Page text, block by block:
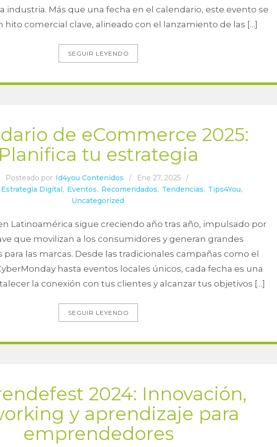
industria. Más que una fecha en el calendario, este evento se
hito comercial clave, alineado con el lanzamiento de las […]
SEGUIR LEYENDO
de eCommerce 2025:
Planifica tu estrategia
Posteado por Id4you Contenidos / Ene 27, 2025
/
Estrategia Digital, Eventos, Recomendados, Tendencias, Tips4You,
Uncategorized
Latinoamérica sigue creciendo año tras año, impulsado por
que movilizan a los consumidores y generan grandes
las marcas. Desde las tradicionales campañas como el
hasta eventos locales únicos, cada fecha es una
la conexión con tus clientes y alcanzar tus objetivos […]
SEGUIR LEYENDO
2024: Innovación,
y aprendizaje para
emprendedores